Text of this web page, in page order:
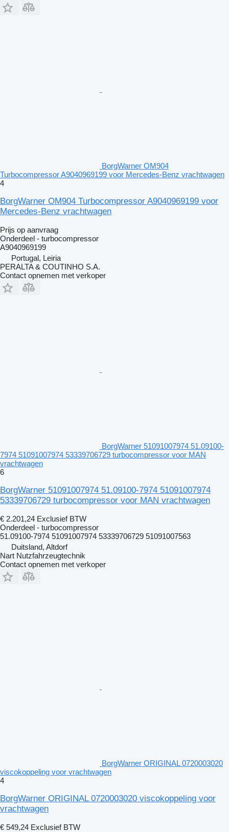
BorgWarner OM904
Turbocompressor A9040969199 voor Mercedes-Benz vrachtwagen
4
BorgWarner OM904 Turbocompressor A9040969199 voor
Mercedes-Benz vrachtwagen
Prijs op aanvraag
Onderdeel - turbocompressor
A9040969199
Portugal, Leiria
PERALTA & COUTINHO S.A.
Contact opnemen met verkoper
BorgWarner 51091007974 51.09100-
7974 51091007974 53339706729 turbocompressor voor MAN
vrachtwagen
6
BorgWarner 51091007974 51.09100-7974 51091007974
53339706729 turbocompressor voor MAN vrachtwagen
€ 2.201,24 Exclusief BTW
Onderdeel - turbocompressor
51.09100-7974 51091007974 53339706729 51091007563
Duitsland, Altdorf
Nart Nutzfahrzeugtechnik
Contact opnemen met verkoper
BorgWarner ORIGINAL 0720003020
viscokoppeling voor vrachtwagen
4
BorgWarner ORIGINAL 0720003020 viscokoppeling voor
vrachtwagen
€ 549,24 Exclusief BTW